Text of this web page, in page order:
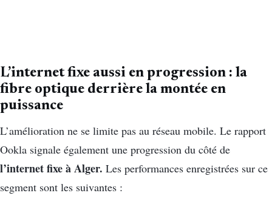
L’internet fixe aussi en progression : la
fibre optique derrière la montée en
puissance
L’amélioration ne se limite pas au réseau mobile. Le rapport
Ookla signale également une progression du côté de
l’internet fixe à Alger. Les performances enregistrées sur ce
segment sont les suivantes :